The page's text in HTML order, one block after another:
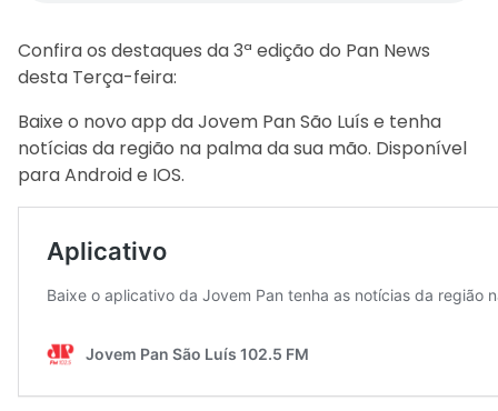
Confira os destaques da 3ª edição do Pan News
desta Terça-feira:
Baixe o novo app da Jovem Pan São Luís e tenha
notícias da região na palma da sua mão. Disponível
para Android e IOS.